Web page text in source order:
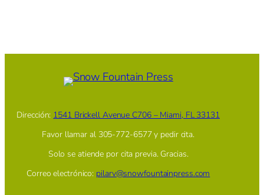
Dirección: 1541 Brickell Avenue C706 – Miami, FL 33131
Favor llamar al 305-772-6577 y pedir cita.
Solo se atiende por cita previa. Gracias.
Correo electrónico: pilarv@snowfountainpress.com